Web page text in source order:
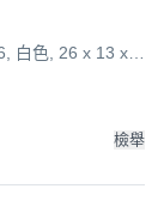
白色, 26 x 13 x
檢舉